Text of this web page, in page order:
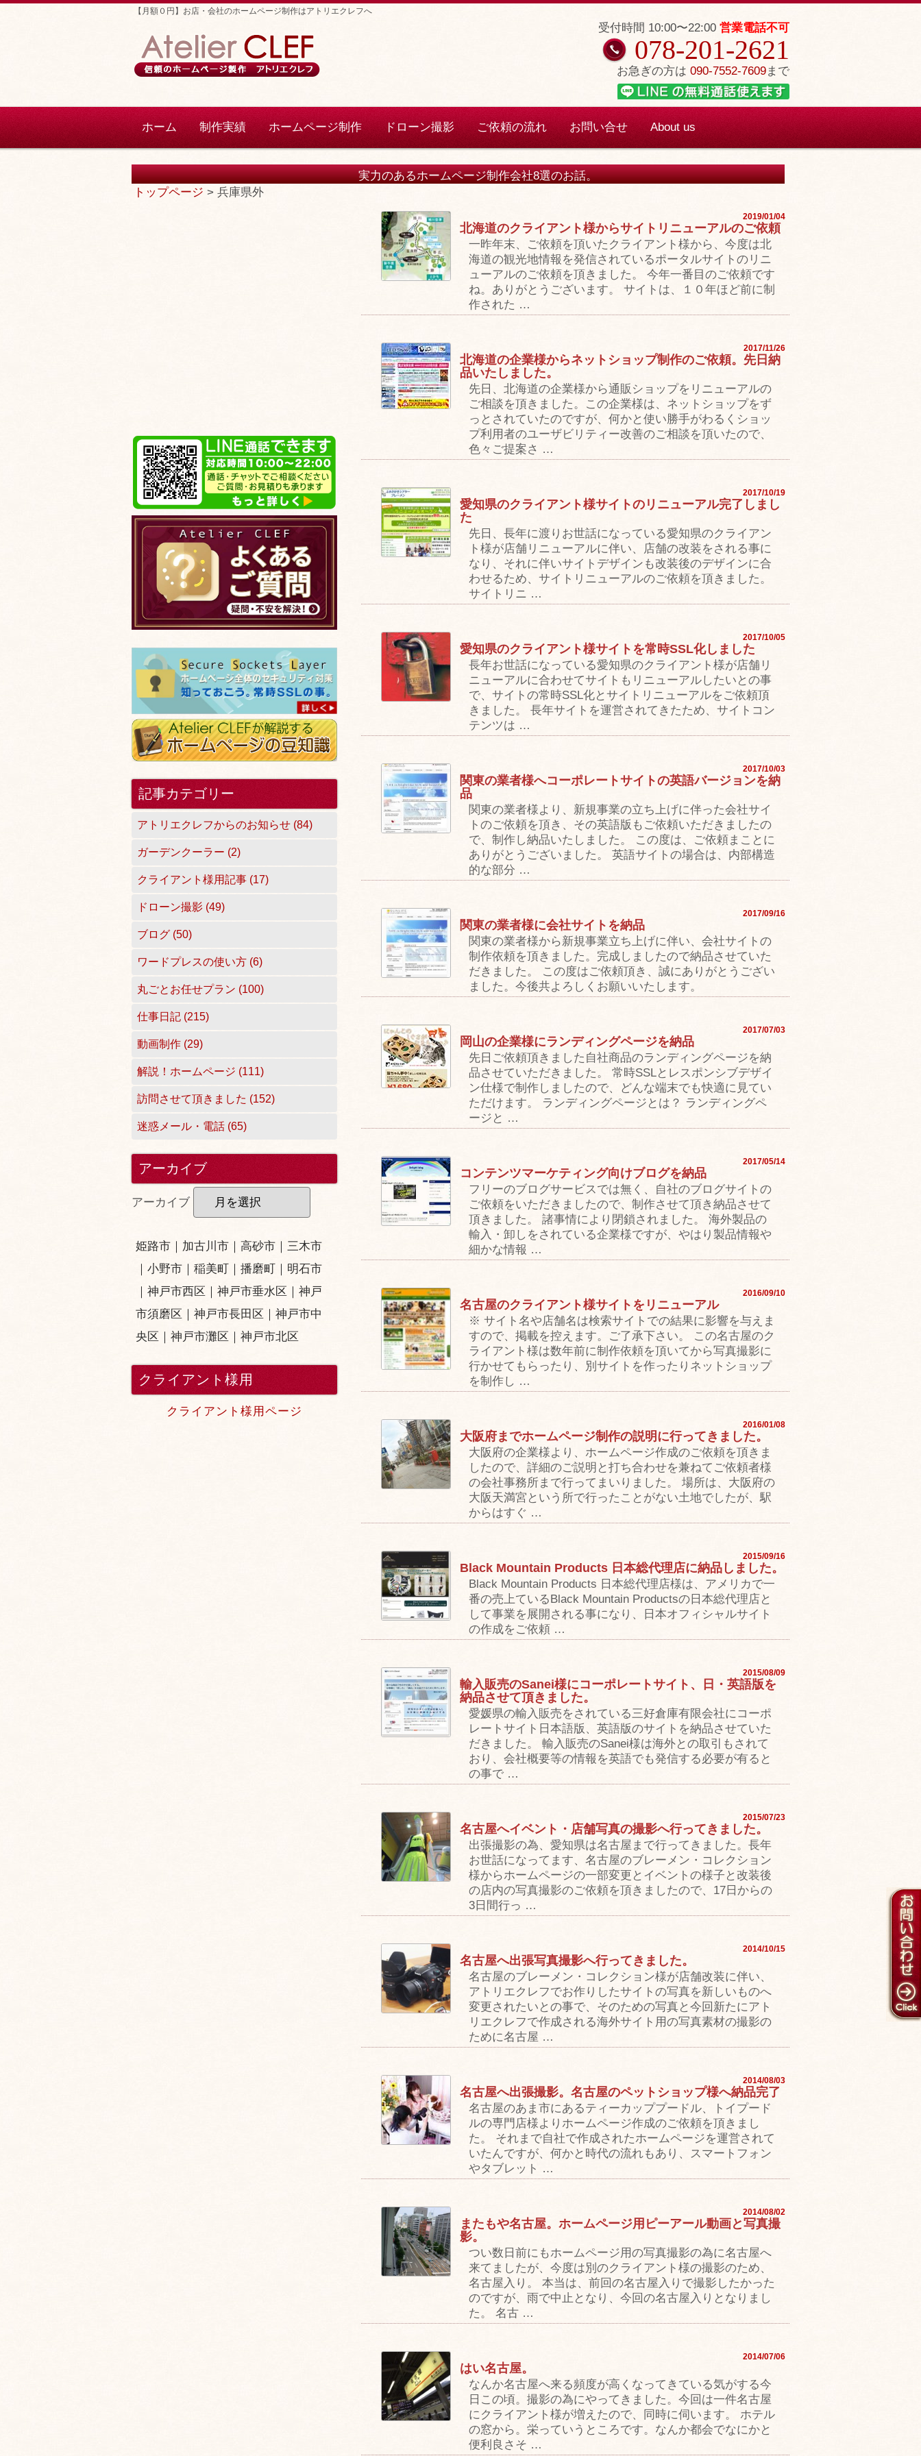
【月額０円】お店・会社のホームページ制作はアトリエクレフへ
受付時間 10:00〜22:00 営業電話不可
078-201-2621
お急ぎの方は 090-7552-7609まで
ホーム 制作実績 ホームページ制作 ドローン撮影 ご依頼の流れ お問い合せ About us
実力のあるホームページ制作会社8選のお話。
トップページ > 兵庫県外
2019/01/04
北海道のクライアント様からサイトリニューアルのご依頼
一昨年末、ご依頼を頂いたクライアント様から、今度は北
海道の観光地情報を発信されているポータルサイトのリニ
ューアルのご依頼を頂きました。 今年一番目のご依頼です
ね。ありがとうございます。 サイトは、１０年ほど前に制
作された …
2017/11/26
北海道の企業様からネットショップ制作のご依頼。先日納
品いたしました。
先日、北海道の企業様から通販ショップをリニューアルの
ご相談を頂きました。この企業様は、ネットショップをず
っとされていたのですが、何かと使い勝手がわるくショッ
プ利用者のユーザビリティー改善のご相談を頂いたので、
色々ご提案さ …
2017/10/19
愛知県のクライアント様サイトのリニューアル完了しまし
た
先日、長年に渡りお世話になっている愛知県のクライアン
ト様が店舗リニューアルに伴い、店舗の改装をされる事に
なり、それに伴いサイトデザインも改装後のデザインに合
わせるため、サイトリニューアルのご依頼を頂きました。
サイトリニ …
2017/10/05
愛知県のクライアント様サイトを常時SSL化しました
長年お世話になっている愛知県のクライアント様が店舗リ
ニューアルに合わせてサイトもリニューアルしたいとの事
で、サイトの常時SSL化とサイトリニューアルをご依頼頂
きました。 長年サイトを運営されてきたため、サイトコン
テンツは …
2017/10/03
関東の業者様へコーポレートサイトの英語バージョンを納
品
関東の業者様より、新規事業の立ち上げに伴った会社サイ
トのご依頼を頂き、その英語版もご依頼いただきましたの
で、制作し納品いたしました。 この度は、ご依頼まことに
ありがとうございました。 英語サイトの場合は、内部構造
的な部分 …
2017/09/16
関東の業者様に会社サイトを納品
関東の業者様から新規事業立ち上げに伴い、会社サイトの
制作依頼を頂きました。完成しましたので納品させていた
だきました。 この度はご依頼頂き、誠にありがとうござい
ました。今後共よろしくお願いいたします。
2017/07/03
岡山の企業様にランディングページを納品
先日ご依頼頂きました自社商品のランディングページを納
品させていただきました。 常時SSLとレスポンシブデザイ
ン仕様で制作しましたので、どんな端末でも快適に見てい
ただけます。 ランディングページとは？ ランディングペ
ージと …
2017/05/14
コンテンツマーケティング向けブログを納品
フリーのブログサービスでは無く、自社のブログサイトの
ご依頼をいただきましたので、制作させて頂き納品させて
頂きました。 諸事情により閉鎖されました。 海外製品の
輸入・卸しをされている企業様ですが、やはり製品情報や
細かな情報 …
2016/09/10
名古屋のクライアント様サイトをリニューアル
※ サイト名や店舗名は検索サイトでの結果に影響を与えま
すので、掲載を控えます。ご了承下さい。 この名古屋のク
ライアント様は数年前に制作依頼を頂いてから写真撮影に
行かせてもらったり、別サイトを作ったりネットショップ
を制作し …
2016/01/08
大阪府までホームページ制作の説明に行ってきました。
大阪府の企業様より、ホームページ作成のご依頼を頂きま
したので、詳細のご説明と打ち合わせを兼ねてご依頼者様
の会社事務所まで行ってまいりました。 場所は、大阪府の
大阪天満宮という所で行ったことがない土地でしたが、駅
からはすぐ …
2015/09/16
Black Mountain Products 日本総代理店に納品しました。
Black Mountain Products 日本総代理店様は、アメリカで一
番の売上ているBlack Mountain Productsの日本総代理店と
して事業を展開される事になり、日本オフィシャルサイト
の作成をご依頼 …
2015/08/09
輸入販売のSanei様にコーポレートサイト、日・英語版を
納品させて頂きました。
愛媛県の輸入販売をされている三好倉庫有限会社にコーポ
レートサイト日本語版、英語版のサイトを納品させていた
だきました。 輸入販売のSanei様は海外との取引もされて
おり、会社概要等の情報を英語でも発信する必要が有ると
の事で …
2015/07/23
名古屋へイベント・店舗写真の撮影へ行ってきました。
出張撮影の為、愛知県は名古屋まで行ってきました。長年
お世話になってます、名古屋のブレーメン・コレクション
様からホームページの一部変更とイベントの様子と改装後
の店内の写真撮影のご依頼を頂きましたので、17日からの
3日間行っ …
2014/10/15
名古屋へ出張写真撮影へ行ってきました。
名古屋のブレーメン・コレクション様が店舗改装に伴い、
アトリエクレフでお作りしたサイトの写真を新しいものへ
変更されたいとの事で、そのための写真と今回新たにアト
リエクレフで作成される海外サイト用の写真素材の撮影の
ために名古屋 …
2014/08/03
名古屋へ出張撮影。名古屋のペットショップ様へ納品完了
名古屋のあま市にあるティーカッププードル、トイプード
ルの専門店様よりホームページ作成のご依頼を頂きまし
た。 それまで自社で作成されたホームページを運営されて
いたんですが、何かと時代の流れもあり、スマートフォン
やタブレット …
2014/08/02
またもや名古屋。ホームページ用ピーアール動画と写真撮
影。
つい数日前にもホームページ用の写真撮影の為に名古屋へ
来てましたが、今度は別のクライアント様の撮影のため、
名古屋入り。 本当は、前回の名古屋入りで撮影したかった
のですが、雨で中止となり、今回の名古屋入りとなりまし
た。 名古 …
2014/07/06
はい名古屋。
なんか名古屋へ来る頻度が高くなってきている気がする今
日この頃。撮影の為にやってきました。今回は一件名古屋
にクライアント様が増えたので、同時に伺います。 ホテル
の窓から。栄っていうところです。なんか都会でなにかと
便利良さそ …
記事カテゴリー
アトリエクレフからのお知らせ (84)
ガーデンクーラー (2)
クライアント様用記事 (17)
ドローン撮影 (49)
ブログ (50)
ワードプレスの使い方 (6)
丸ごとお任せプラン (100)
仕事日記 (215)
動画制作 (29)
解説！ホームページ (111)
訪問させて頂きました (152)
迷惑メール・電話 (65)
アーカイブ
アーカイブ
姫路市 加古川市 高砂市
三木市
｜小野市｜ 稲美町 播磨町
明石市
神戸市西区 神戸市垂水区
神戸
市須磨区
神戸市長田区
神戸市中
央区
神戸市灘区 神戸市北区
クライアント様用
クライアント様用ページ